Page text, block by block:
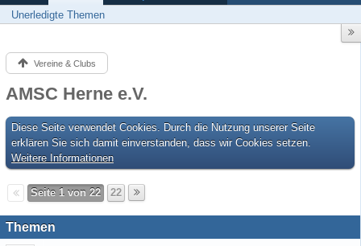
Unerledigte Themen
Vereine & Clubs
AMSC Herne e.V.
Diese Seite verwendet Cookies. Durch die Nutzung unserer Seite
erklären Sie sich damit einverstanden, dass wir Cookies setzen.
Weitere Informationen
Seite 1 von 22 22
Themen